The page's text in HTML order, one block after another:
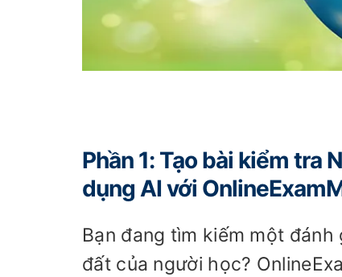
Phần 1: Tạo bài kiểm tra
dụng AI với
Bạn đang tìm kiếm một
đất của người học?